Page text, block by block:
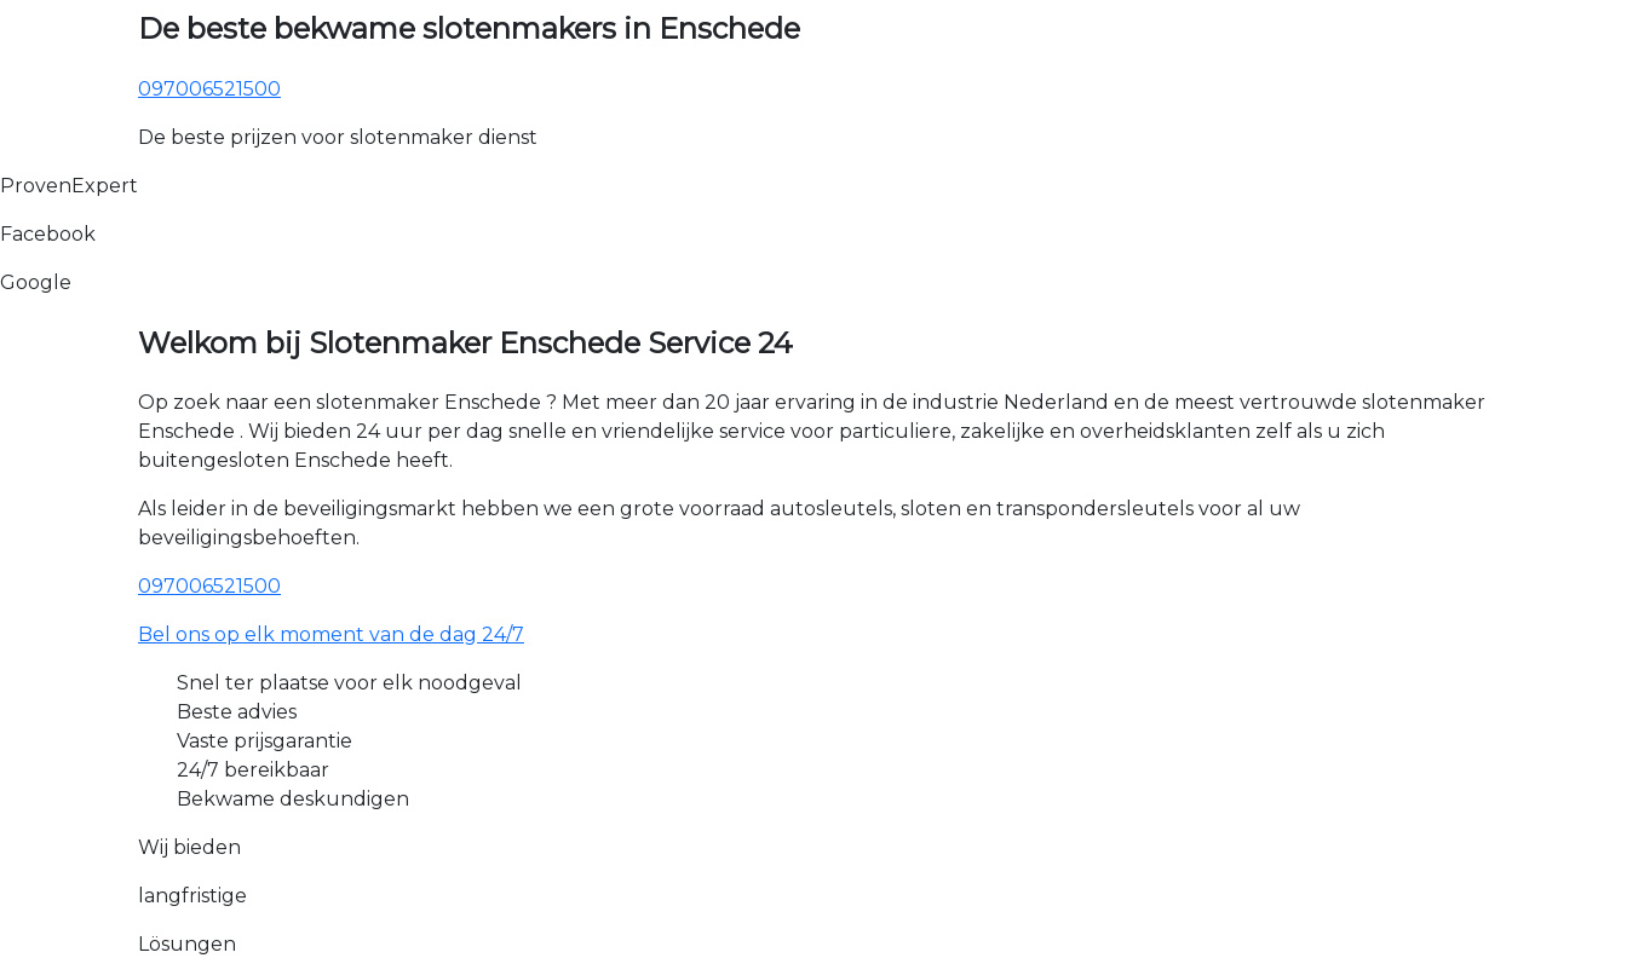
De beste bekwame slotenmakers in Enschede
097006521500
De beste prijzen voor slotenmaker dienst
ProvenExpert
Facebook
Google
Welkom bij Slotenmaker Enschede Service 24
Op zoek naar een slotenmaker Enschede ? Met meer dan 20 jaar ervaring in de industrie Nederland en de meest vertrouwde slotenmaker
Enschede . Wij bieden 24 uur per dag snelle en vriendelijke service voor particuliere, zakelijke en overheidsklanten zelf als u zich
buitengesloten Enschede heeft.
Als leider in de beveiligingsmarkt hebben we een grote voorraad autosleutels, sloten en transpondersleutels voor al uw
beveiligingsbehoeften.
097006521500
Bel ons op elk moment van de dag 24/7
Snel ter plaatse voor elk noodgeval
Beste advies
Vaste prijsgarantie
24/7 bereikbaar
Bekwame deskundigen
Wij bieden
langfristige
Lösungen